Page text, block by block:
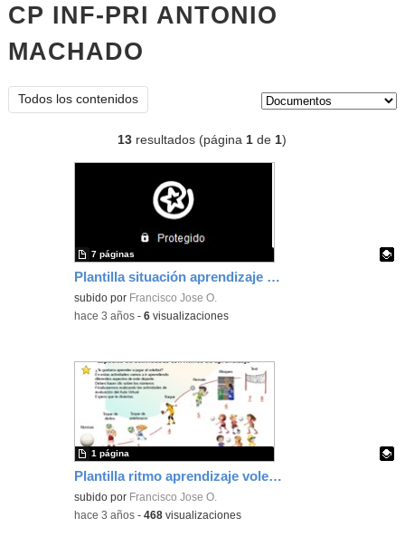
CP INF-PRI ANTONIO
MACHADO
Todos los contenidos
13 resultados (página1 de1)
Plantilla situación aprendizaje voleibol
Contenido educativo.
subido por Francisco Jose O.
7 páginas
-hace 3 años -6 visualizaciones
Plantilla ritmo aprendizaje voleibol
Contenido educativo.
subido por Francisco Jose O.
1 página
-hace 3 años -468 visualizaciones